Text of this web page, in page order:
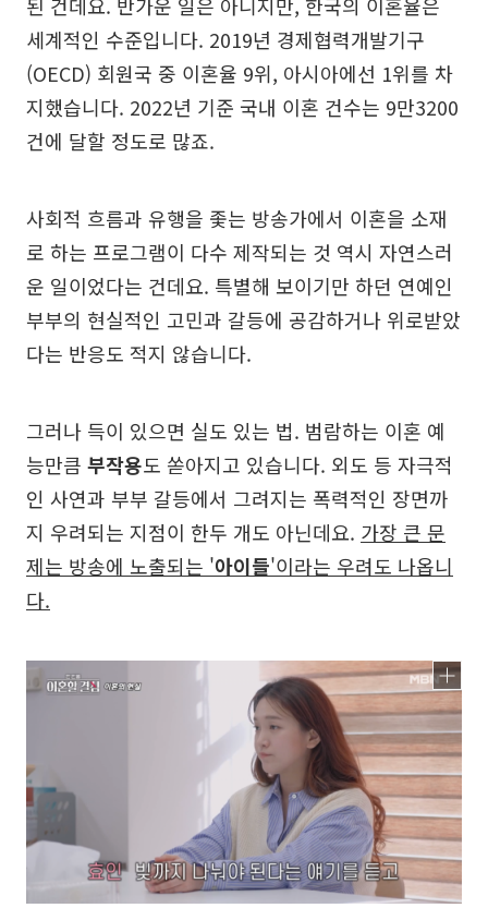
세계적인 수준입니다. 2019년 경제협력개발기구
(OECD) 회원국 중 이혼율 9위, 아시아에선 1위를 차
지했습니다. 2022년 기준 국내 이혼 건수는 9만3200
건에 달할 정도로 많죠.
사회적 흐름과 유행을 좇는 방송가에서 이혼을 소재
로 하는 프로그램이 다수 제작되는 것 역시 자연스러
운 일이었다는 건데요. 특별해 보이기만 하던 연예인
부부의 현실적인 고민과 갈등에 공감하거나 위로받았
다는 반응도 적지 않습니다.
그러나 득이 있으면 실도 있는 법. 범람하는 이혼 예
능만큼 부작용도 쏟아지고 있습니다. 외도 등 자극적
인 사연과 부부 갈등에서 그려지는 폭력적인 장면까
지 우려되는 지점이 한두 개도 아닌데요. 가장 큰 문
제는 방송에 노출되는 '아이들'이라는 우려도 나옵니
다.